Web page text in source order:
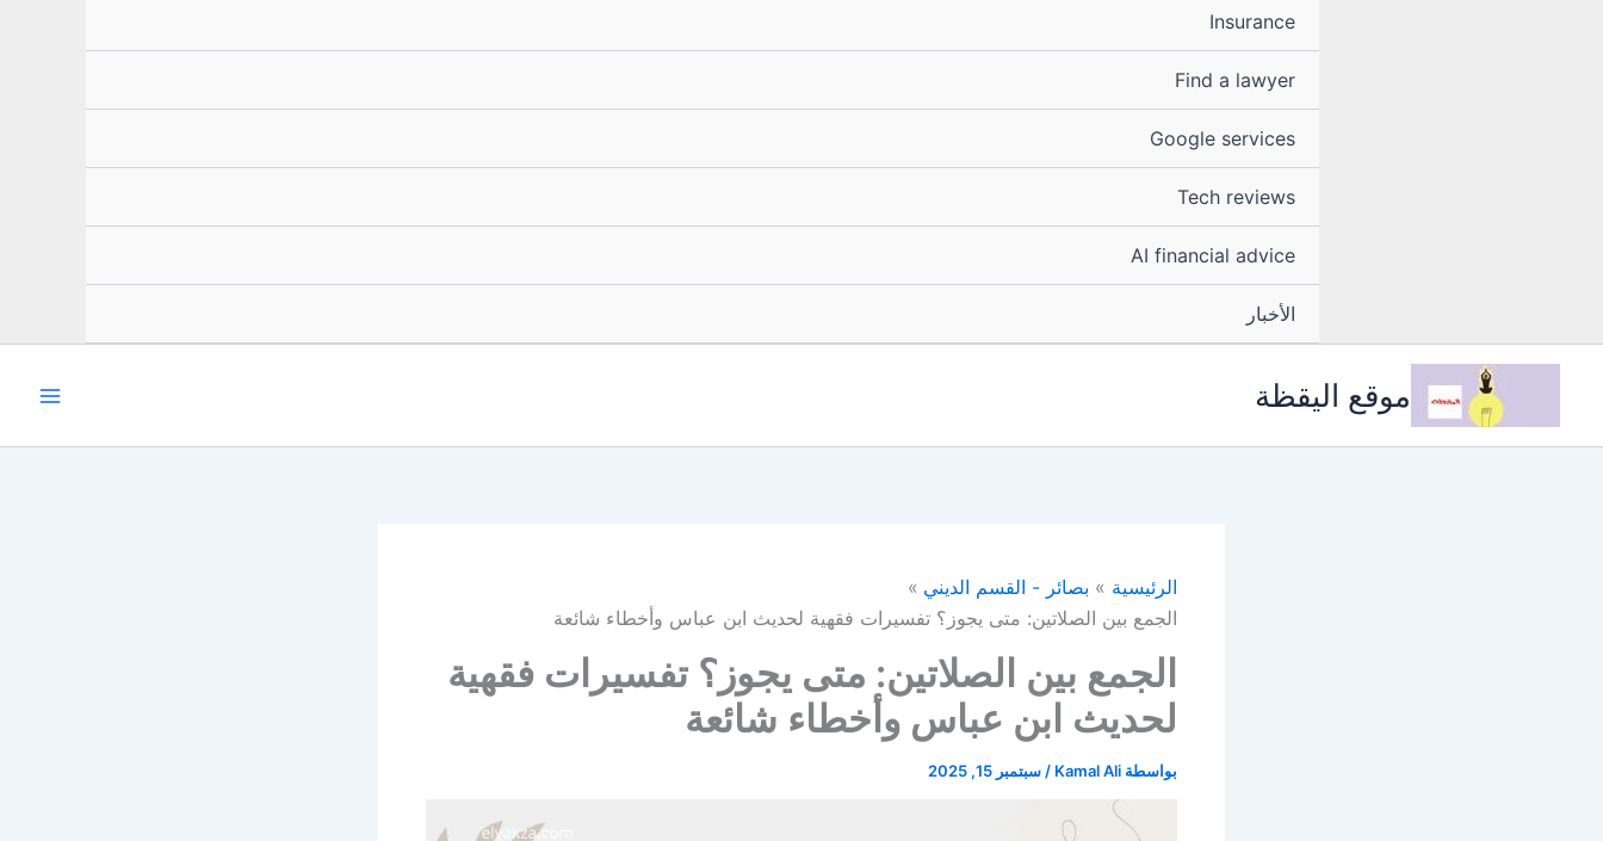
Insurance
Find a lawyer
Google services
Tech reviews
AI financial advice
الأخبار
موقع اليقظة
الرئيسية
بصائر - القسم الديني
الجمع بين الصلاتين: متى يجوز؟ تفسيرات فقهية لحديث ابن عباس وأخطاء شائعة
الجمع بين الصلاتين: متى يجوز؟ تفسيرات فقهية
لحديث ابن عباس وأخطاء شائعة
بواسطة Kamal Ali
/ سبتمبر 15, 2025